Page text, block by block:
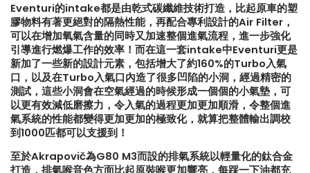
Eventuri的intake都是由乾式碳纖維技術打造，比起原車的塑
膠物料有著更絕對的隔熱性能，再配合專利設計的Air Filter，
可以在增加氧氣含量的同時又加速整個進氣流程，進一步強化
引導進行燃爆工作的效率！而在這一套intake中Eventuri更是
新加了一些新的設計元素，包括增大了約160%的Turbo入氣
口，以及在Turbo入氣口內造了很多凹陷的小洞，經過精密的
測試，這些小洞會在空氣經過的時候形成一個個的小氣墊，可
以更有效減低磨擦力，令入氣的過程更加更加順滑，令整個進
氣系統的性能都變得更加更加的極致化，就算把整體輸出調校
到1000匹都可以支援到！
至於Akrapovič為G80 M3而設的排氣系統以輕量化的鈦合金
打造，排氣喉音色方面比起原裝喉更加響亮，每踩一下油都充
【再向經典致敬!! Suzuki Jimny
XL化身迷你G-Class】
【打造一部更簡潔有力的Honda
Type-R FL5?!】
【電車買鈴有什麼要注意!! 承重
能力好重要!!】
【真正碳為觀止!! McLaren
720S升級攻略】
【不能錯過的最新升級改
Instagram Reels】
【全球限量一部!! McLaren
650S Project Kilo升級攻